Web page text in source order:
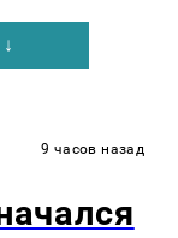
9 часов назад